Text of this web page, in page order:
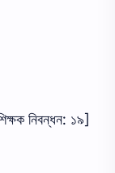
নিবন্ধন: ১৯]